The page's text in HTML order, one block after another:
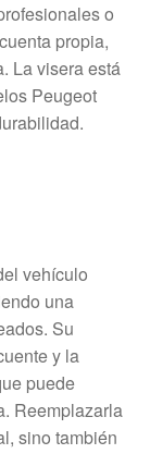
o
propia,
La visera está
Peugeot
vehículo
una
Su
y la
puede
Reemplazarla
sino también